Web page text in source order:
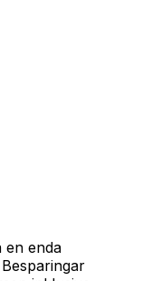
en enda